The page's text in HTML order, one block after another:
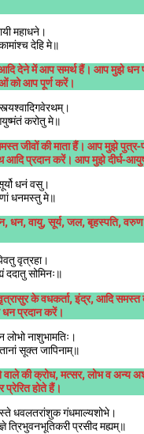
महाधने।
देहि मे॥
देने में आप समर्थ हैं। आप मुझे धन
को आप पूर्ण करें।
करोतु मे॥
जीवों की माता हैं। आप मुझे पुत्र-
आदि प्रदान करें। आप मुझे दीर्घ-
धनं वसु।
धनमस्तु मे॥
धन, वायु, सूर्य, जल, बृहस्पति, वरुण
वृत्रहा।
ददातु सोमिनः॥
के वधकर्ता, इंद्र, आदि समस्त
प्रदान करें।
लोभो नाशुभामतिः।
सूक्त जापिनाम्‌॥
की क्रोध, मत्सर, लोभ व अन्य
प्रेरित होते हैं।
धवलतरांशुक गंधमाल्यशोभे।
त्रिभुवनभूतिकरी प्रसीद मह्यम्‌॥